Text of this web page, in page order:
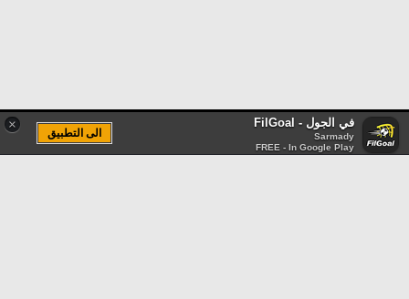
× في الجول - FilGoal
Sarmady
FREE - In Google Play
الى التطبيق